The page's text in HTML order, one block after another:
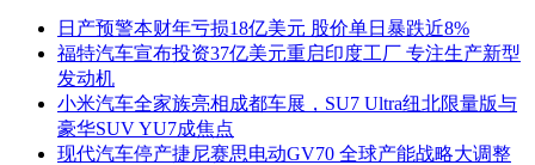
日产预警本财年亏损18亿美元 股价单日暴跌近8%
福特汽车宣布投资37亿美元重启印度工厂 专注生产新型
发动机
小米汽车全家族亮相成都车展，SU7 Ultra纽北限量版与
豪华SUV YU7成焦点
现代汽车停产捷尼赛思电动GV70 全球产能战略大调整